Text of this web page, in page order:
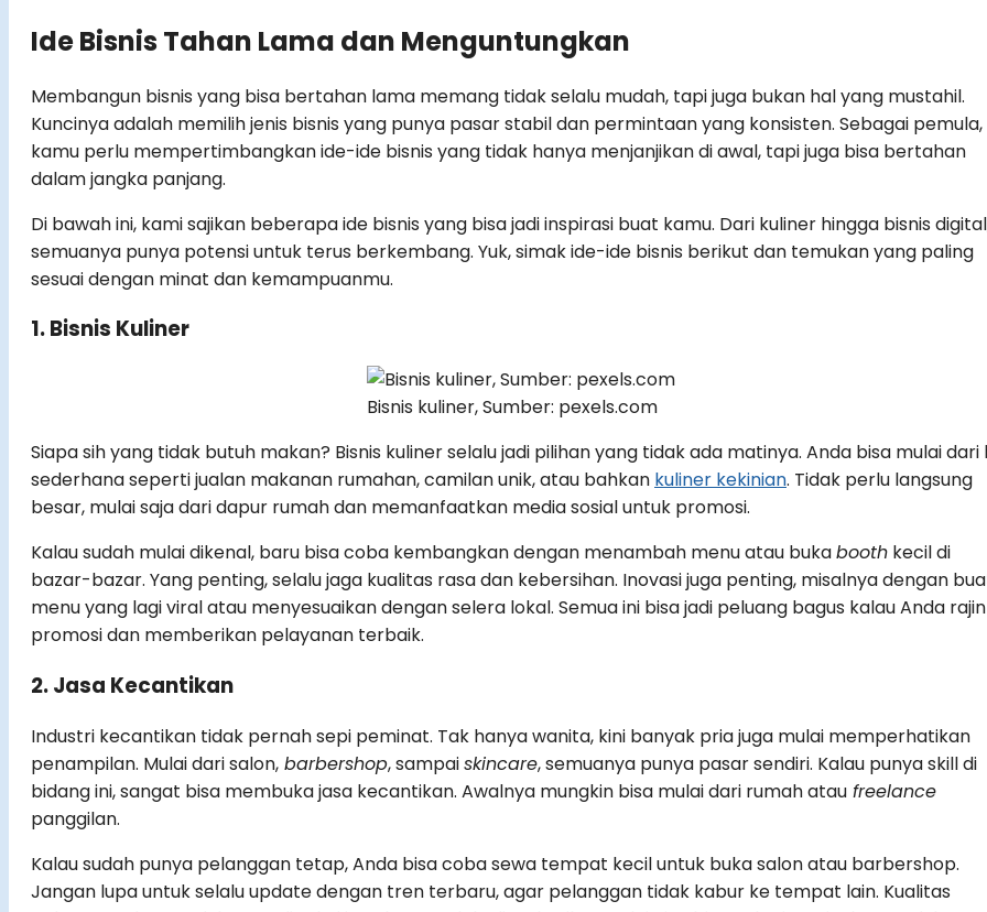
Ide Bisnis Tahan Lama dan Menguntungkan
Membangun bisnis yang bisa bertahan lama memang tidak selalu mudah, tapi juga bukan hal yang mustahil.
Kuncinya adalah memilih jenis bisnis yang punya pasar stabil dan permintaan yang konsisten. Sebagai pemula,
kamu perlu mempertimbangkan ide-ide bisnis yang tidak hanya menjanjikan di awal, tapi juga bisa bertahan
dalam jangka panjang.
Di bawah ini, kami sajikan beberapa ide bisnis yang bisa jadi inspirasi buat kamu. Dari kuliner hingga bisnis
semuanya punya potensi untuk terus berkembang. Yuk, simak ide-ide bisnis berikut dan temukan yang paling
sesuai dengan minat dan kemampuanmu.
1. Bisnis Kuliner
Bisnis kuliner, Sumber: pexels.com
Siapa sih yang tidak butuh makan? Bisnis kuliner selalu jadi pilihan yang tidak ada matinya. Anda bisa mulai dari
sederhana seperti jualan makanan rumahan, camilan unik, atau bahkan kuliner kekinian. Tidak perlu langsung
besar, mulai saja dari dapur rumah dan memanfaatkan media sosial untuk promosi.
Kalau sudah mulai dikenal, baru bisa coba kembangkan dengan menambah menu atau bukabooth kecil di
bazar-bazar. Yang penting, selalu jaga kualitas rasa dan kebersihan. Inovasi juga penting, misalnya dengan
menu yang lagi viral atau menyesuaikan dengan selera lokal. Semua ini bisa jadi peluang bagus kalau Anda rajin
promosi dan memberikan pelayanan terbaik.
2. Jasa Kecantikan
Industri kecantikan tidak pernah sepi peminat. Tak hanya wanita, kini banyak pria juga mulai memperhatikan
penampilan. Mulai dari salon, barbershop, sampaiskincare, semuanya punya pasar sendiri. Kalau punya skill di
bidang ini, sangat bisa membuka jasa kecantikan. Awalnya mungkin bisa mulai dari rumah atau freelance
panggilan.
Kalau sudah punya pelanggan tetap, Anda bisa coba sewa tempat kecil untuk buka salon atau barbershop.
Jangan lupa untuk selalu update dengan tren terbaru, agar pelanggan tidak kabur ke tempat lain. Kualitas